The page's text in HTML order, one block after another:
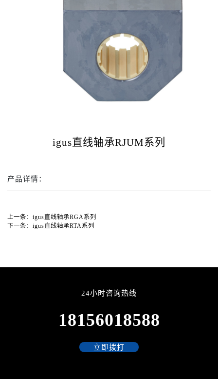
igus直线轴承RJUM系列
产品详情：
上一条： igus直线轴承RGA系列
下一条： igus直线轴承RTA系列
24小时咨询热线
18156018588
立即拨打